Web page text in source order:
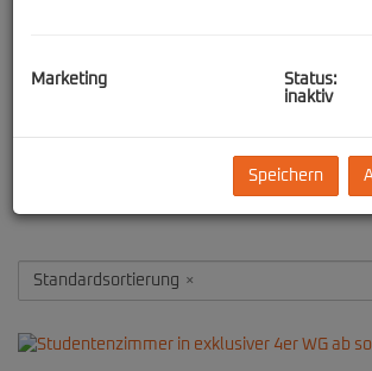
Weitere Suchoptionen
Standardsortierung ×
Marketing
Status:
inaktiv
Speichern